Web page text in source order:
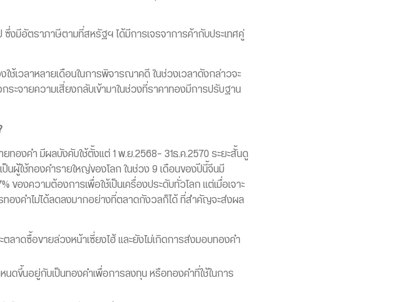
งมีอัตราภาษีตามที่สหรัฐฯ ได้มีการเจรจาการค้ากับประเทศคู่
เวลาหลายเดือนในการพิจารณาคดี ในช่วงเวลาดังกล่าวจะ
ระจายความเสี่ยงกลับเข้ามาในช่วงที่ราคาทองมีการปรับฐาน
ทองคำ มีผลบังคับใช้ตั้งแต่ 1 พ.ย.2568- 31ธ.ค.2570 ระยะสั้นดู
ผู้ใช้ทองคำรายใหญ่ของโลก ในช่วง 9 เดือนของปีนี้จีนมี
องความต้องการเพื่อใช้เป็นเครื่องประดับทั่วโลก แต่เมื่อเจาะ
องคำไม่ได้ลดลงมากอย่างที่ตลาดกังวลก็ได้ ที่สำคัญจะส่งผล
ลาดซื้อขายล่วงหน้าเซี่ยงไฮ้ และยังไม่เกิดการส่งมอบทองคำ
ดขึ้นอยู่กับเป็นทองคำเพื่อการลงทุน หรือทองคำที่ใช้ในการ